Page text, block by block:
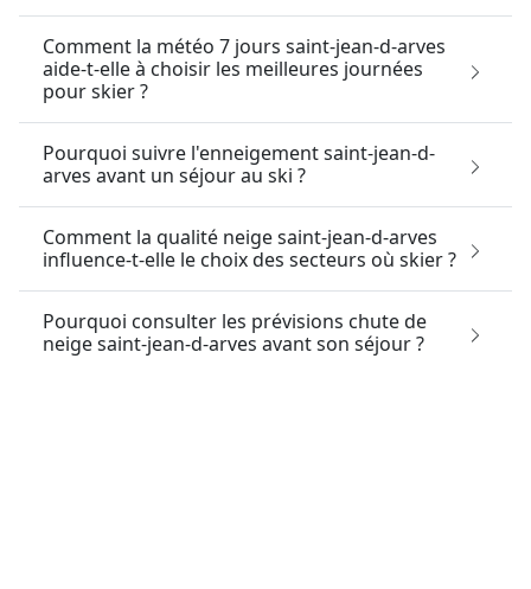
Comment la météo 7 jours saint-jean-d-arves
aide-t-elle à choisir les meilleures journées
pour skier ?
Pourquoi suivre l'enneigement saint-jean-d-
arves avant un séjour au ski ?
Comment la qualité neige saint-jean-d-arves
influence-t-elle le choix des secteurs où skier ?
Pourquoi consulter les prévisions chute de
neige saint-jean-d-arves avant son séjour ?